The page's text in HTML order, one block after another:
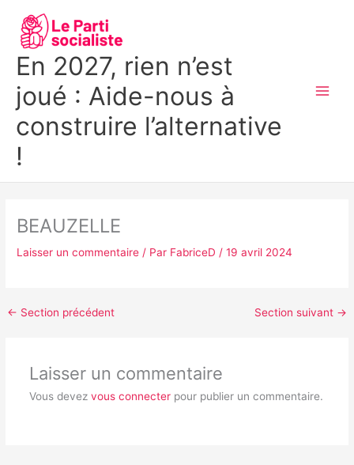
contenu
En 2027, rien n’est
joué : Aide-nous à
construire l’alternative
!
BEAUZELLE
Laisser un commentaire / Par FabriceD/19 avril 2024
← Section précédent Section suivant →
Laisser un commentaire
Vous devez vous connecterpour publier un commentaire.